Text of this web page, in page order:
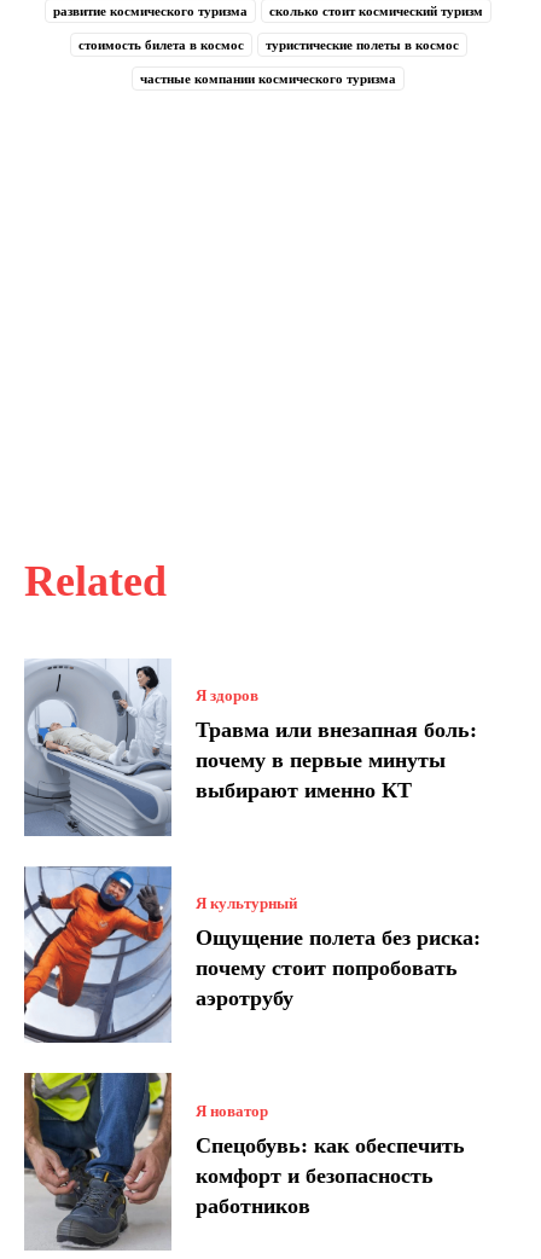
Related
Я здоров
Травма или внезапная боль:
почему в первые минуты
выбирают именно КТ
Я культурный
Ощущение полета без риска:
почему стоит попробовать
аэротрубу
Я новатор
Спецобувь: как обеспечить
комфорт и безопасность
работников
развитие космического туризма сколько стоит космический туризм
стоимость билета в космос туристические полеты в космос
частные компании космического туризма